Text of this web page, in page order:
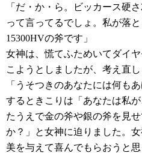
「だ・か・ら。ビッカース硬
って言ってるでしょ。私が落
15300HVの斧です」
女神は、慌てふためいてダイ
こようとしましたが、考え直
「うそつきのあなたには何も
するときこりは「あなたは私
たうえで金の斧や銀の斧を見
か？」と女神に迫りました。
美を与えて喜んでもらおうと